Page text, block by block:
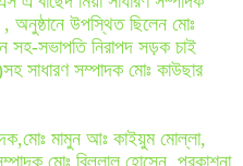
অনুষ্ঠানে উপস্থিত ছিলেন মোঃ
সহ-সভাপতি নিরাপদ সড়ক চাই
সাধারণ সম্পাদক মোঃ কাউছার
মামুন আঃ কাইয়ুম মোল্লা,